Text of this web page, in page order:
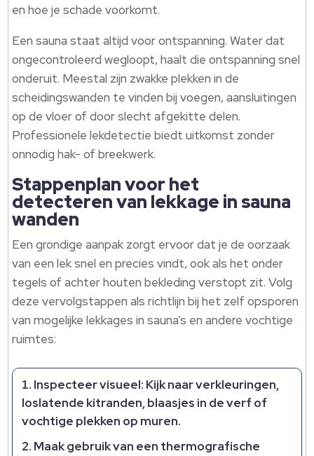
en hoe je schade voorkomt.
Een sauna staat altijd voor ontspanning. Water dat
ongecontroleerd wegloopt, haalt die ontspanning snel
onderuit. Meestal zijn zwakke plekken in de
scheidingswanden te vinden bij voegen, aansluitingen
op de vloer of door slecht afgekitte delen.
Professionele lekdetectie biedt uitkomst zonder
onnodig hak- of breekwerk.
Stappenplan voor het
detecteren van lekkage in sauna
wanden
Een grondige aanpak zorgt ervoor dat je de oorzaak
van een lek snel en precies vindt, ook als het onder
tegels of achter houten bekleding verstopt zit. Volg
deze vervolgstappen als richtlijn bij het zelf opsporen
van mogelijke lekkages in sauna’s en andere vochtige
ruimtes:
Inspecteer visueel: Kijk naar verkleuringen,
loslatende kitranden, blaasjes in de verf of
vochtige plekken op muren.
Maak gebruik van een thermografische